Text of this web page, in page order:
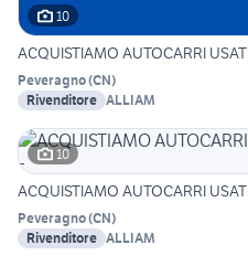
10
ACQUISTIAMO AUTOCARRI
Peveragno(CN)
Rivenditore ALLIAM
10
ACQUISTIAMO AUTOCARRI
Peveragno(CN)
Rivenditore ALLIAM